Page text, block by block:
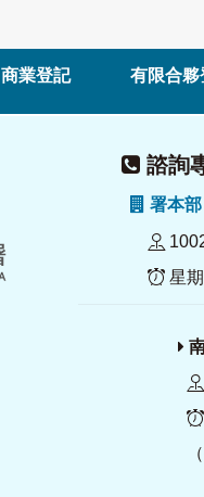
商業登記 有限合夥
諮詢
署
星期